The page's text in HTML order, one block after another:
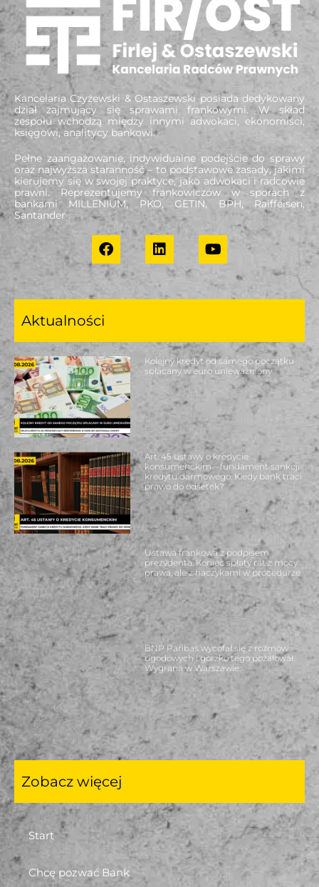
Kancelaria Czyżewski & Ostaszewski posiada dedykowany
dział zajmujący się sprawami frankowymi. W skład
zespołu wchodzą między innymi adwokaci, ekonomiści,
księgowi, analitycy bankowi.
Pełne zaangażowanie, indywidualne podejście do sprawy
oraz najwyższa staranność – to podstawowe zasady, jakimi
kierujemy się w swojej praktyce, jako adwokaci i radcowie
prawni. Reprezentujemy frankowiczów w sporach z
bankami MILLENIUM, PKO, GETIN, BPH, Raiffeisen,
Santander .
Aktualności
Kolejny kredyt od samego początku
spłacany w euro unieważniony
Art. 45 ustawy o kredycie
konsumenckim – fundament sankcji
kredytu darmowego. Kiedy bank traci
prawo do odsetek?
Ustawa frankowa z podpisem
prezydenta. Koniec spłaty rat z mocy
prawa, ale z haczykami w procedurze
BNP Paribas wycofał się z rozmów
ugodowych i gorzko tego pożałował.
Wygrana w Warszawie.
Zobacz więcej
Start
Chcę pozwać Bank